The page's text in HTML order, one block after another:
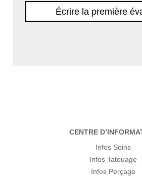
Écrire la première
CENTRE
Infos Soins
Infos Tatouage
Infos Perçage